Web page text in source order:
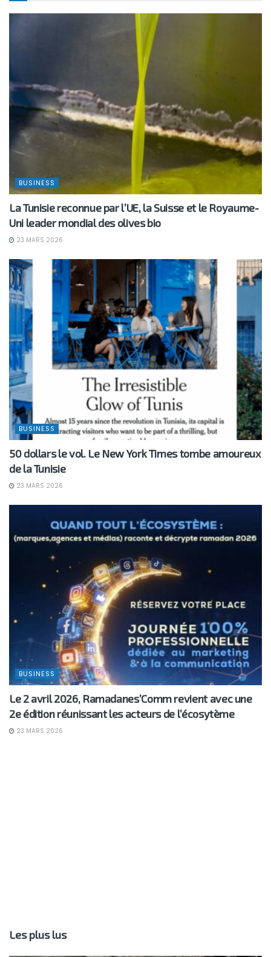
BUSINESS
La Tunisie reconnue par l’UE, la Suisse et le Royaume-
Uni leader mondial des olives bio
23 MARS 2026
BUSINESS
50 dollars le vol. Le New York Times tombe amoureux
de la Tunisie
23 MARS 2026
BUSINESS
Le 2 avril 2026, Ramadanes’Comm revient avec une
2e édition réunissant les acteurs de l’écosytème
23 MARS 2026
Les plus lus